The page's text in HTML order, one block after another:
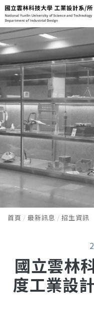
首頁 最新訊息 招生資訊
國立雲林
度工業設